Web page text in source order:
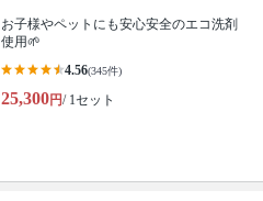
お子様やペットにも安心安全のエコ洗剤
使用🌱
4.56(345件)
25,300円/ 1セット